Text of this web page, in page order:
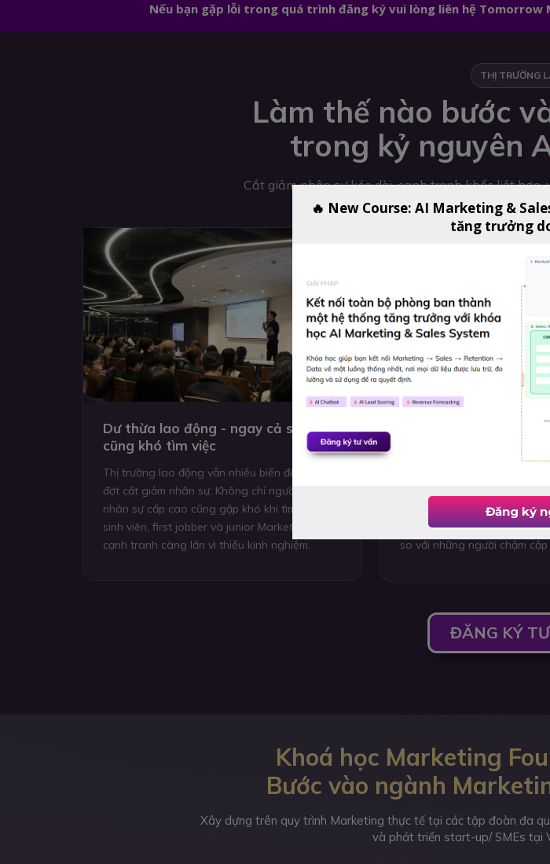
Nếu bạn gặp lỗi trong quá trình đăng ký vui lòng liên hệ
Làm thế nào bước
trong kỷ nguyên
Cắt giảm nhân sự kéo dài, cạnh tranh khốc liệt
Dư thừa lao động - ngay cả senior
cũng khó tìm việc
Thị trường lao động vẫn nhiều biến động sau các
đợt cắt giảm nhân sự. Không chỉ người trẻ mà cả
nhân sự cấp cao cũng gặp khó khi tìm việc. Với
sinh viên, first jobber và junior Marketing, áp lực
cạnh tranh càng lớn vì thiếu kinh nghiệm.
AI là chuẩn mực mới -
thế mà là bắt buộc
khả năng ứng dụng AI giúp
nhanh hơn, hiệu quả hơn và
so với những người chậm cập
ĐĂNG KÝ
THỊ TRƯỜNG
Khoá học Marketing
Bước vào ngành
Xây dựng trên quy trình Marketing thực tế tại các tập đoàn đa
và phát triển start-up/ SMEs tại
🔥 New Course: AI Marketing &
tăng trưởng
Đăng ký